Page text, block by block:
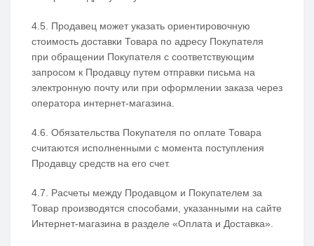
4.5. Продавец может указать ориентировочную
стоимость доставки Товара по адресу Покупателя
при обращении Покупателя с соответствующим
запросом к Продавцу путем отправки письма на
электронную почту или при оформлении заказа через
оператора интернет-магазина.
4.6. Обязательства Покупателя по оплате Товара
считаются исполненными с момента поступления
Продавцу средств на его счет.
4.7. Расчеты между Продавцом и Покупателем за
Товар производятся способами, указанными на сайте
Интернет-магазина в разделе «Оплата и Доставка».